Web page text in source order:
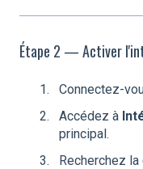
Étape 2 — Activer
Connectez-
Accédez à
principal.
Recherchez la